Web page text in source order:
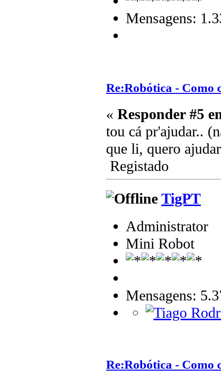
Mensagens:
Re:Robótica - Como
« Responder #5
tou cá pr'ajudar..
que li, quero
Registado
TigPT
Administrator
Mini Robot
Mensagens:
Re:Robótica - Como